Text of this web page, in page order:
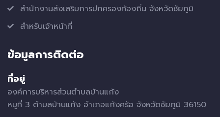
สำนักงานส่งเสริมการปกครองท้องถิ่น จังหวัดชัยภูมิ
สำหรับเจ้าหน้าที่
ข้อมูลการติดต่อ
ที่อยู่
องค์การบริหารส่วนตำบลบ้านแก้ง
หมูที่ 3 ตำบลบ้านแก้ง อำเภอแก้งคร้อ จังหวัดชัยภูมิ 36150